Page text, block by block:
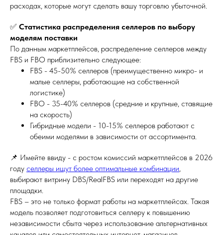
расходах, которые могут сделать вашу торговлю убыточной.
✅ Статистика распределения селлеров по выбору
моделям поставки
По данным маркетплейсов, распределение селлеров между
FBS и FBO приблизительно следующее:
FBS - 45-50% селлеров (преимущественно микро- и
малые селлеры, работающие на собственной
логистике)
FBO - 35-40% селлеров (средние и крупные, ставящие
на скорость)
Гибридные модели - 10-15% селлеров работают с
обеими моделями в зависимости от ассортимента.
📌 Имейте ввиду - с ростом комиссий маркетплейсов в 2026
году селлеры ищут более оптимальные комбинации
выбирают витрину DBS/RealFBS или переходят на другие
площадки.
FBS – это не только формат работы на маркетплейсах. Такая
модель позволяет подготовиться селлеру к повышению
независимости сбыта через использование альтернативных